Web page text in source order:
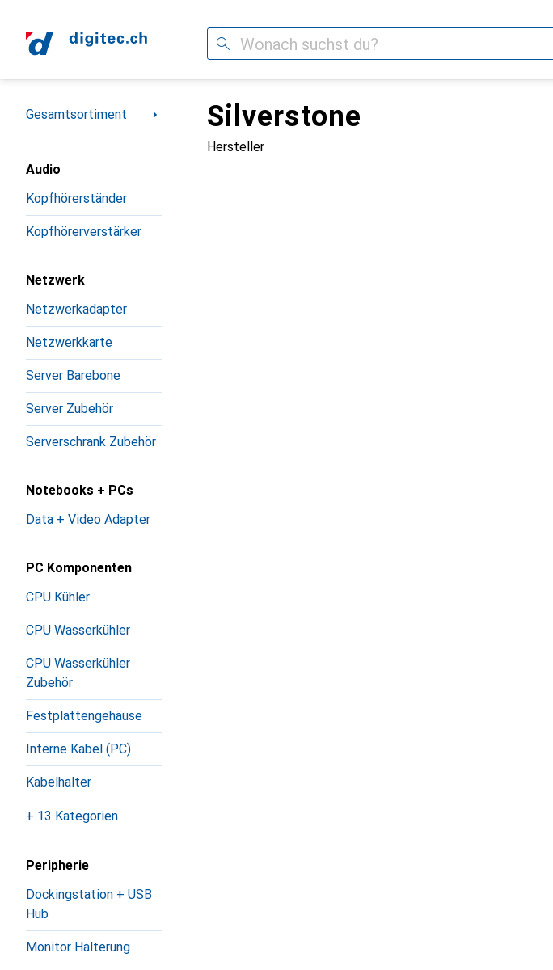
Suche
Navigation nach Kategorien
Gesamtsortiment
Audio
Kopfhörerständer
Kopfhörerverstärker
Netzwerk
Netzwerkadapter
Netzwerkkarte
Server Barebone
Server Zubehör
Serverschrank Zubehör
Notebooks + PCs
Data + Video Adapter
PC Komponenten
CPU Kühler
CPU Wasserkühler
CPU Wasserkühler
Zubehör
Festplattengehäuse
Interne Kabel (PC)
Kabelhalter
+ 13 Kategorien
Peripherie
Dockingstation + USB
Hub
Monitor Halterung
Silverstone
Hersteller